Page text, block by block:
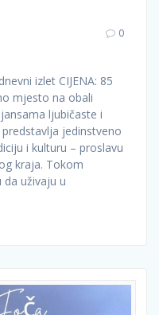
0
izlet CIJENA: 85
mjesto na obali
ljubičaste i
jedinstveno
i kulturu – proslavu
kraja. Tokom
uživaju u